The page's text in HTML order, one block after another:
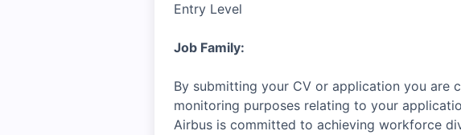
Entry Level
Job Family:
By submitting your CV or application you are
monitoring purposes relating to your
Airbus is committed to achieving workforce